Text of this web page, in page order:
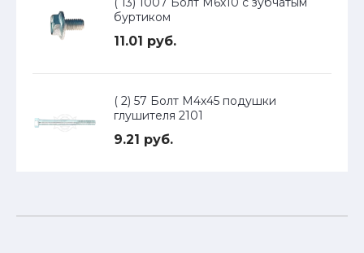
буртиком
11.01 руб.
( 2) 57 Болт М4х45 подушки
глушителя 2101
9.21 руб.